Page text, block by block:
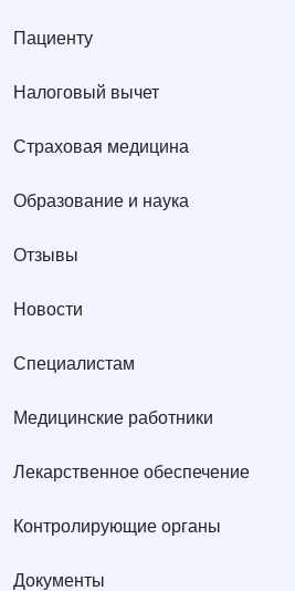
Пациенту
Налоговый вычет
Страховая медицина
Образование и наука
Отзывы
Новости
Специалистам
Медицинские работники
Лекарственное обеспечение
Контролирующие органы
Документы